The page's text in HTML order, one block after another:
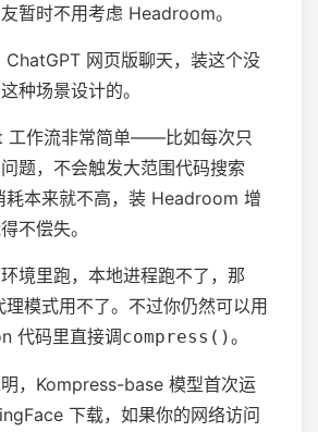
暂时不用考虑 Headroom。
ChatGPT 网页版聊天，装这个没
种场景设计的。
工作流非常简单——比如每次只
题，不会触发大范围代码搜索
本来就不高，装 Headroom 增
不偿失。
境里跑，本地进程跑不了，那
模式用不了。不过你仍然可以用
代码里直接调compress()。
，Kompress-base 模型首次运
下载，如果你的网络访问